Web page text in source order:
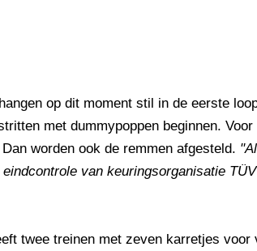
op dit moment stil in de eerste
met dummypoppen beginnen.
worden ook de remmen afgesteld.
van keuringsorganisatie
twee treinen met zeven karretjes